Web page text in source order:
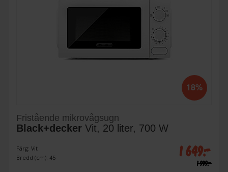
18%
Fristående mikrovågsugn
Black+decker Vit, 20 liter, 700 W
Färg: Vit
Bredd (cm): 45
1 649:-
1 999:-